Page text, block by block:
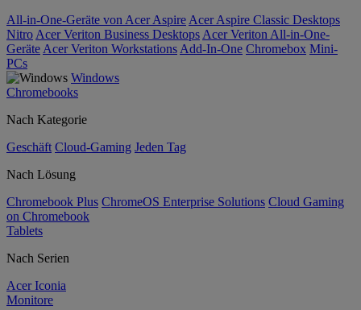
All-in-One-Geräte von Acer Aspire Acer Aspire Classic Desktops
Nitro Acer Veriton Business Desktops Acer Veriton All-in-One-
Geräte Acer Veriton Workstations Add-In-One Chromebox Mini-
PCs
Windows
Chromebooks
Nach Kategorie
Geschäft Cloud-Gaming Jeden Tag
Nach Lösung
Chromebook Plus ChromeOS Enterprise Solutions Cloud Gaming
on Chromebook
Tablets
Nach Serien
Acer Iconia
Monitore